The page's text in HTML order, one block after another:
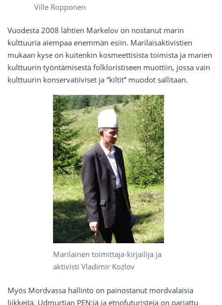
Ville Ropponen
Vuodesta 2008 lähtien Markelov on nostanut marin
kulttuuria aiempaa enemmän esiin. Marilaisaktivistien
mukaan kyse on kuitenkin kosmeettisista toimista ja marien
kulttuurin työntämisestä folkloristiseen muottiin, jossa vain
kulttuurin konservatiiviset ja ”kiltit” muodot sallitaan.
Marilainen toimittaja-kirjailija ja
aktivisti Vladimir Kozlov
Myös Mordvassa hallinto on painostanut mordvalaisia
liikkeitä. Udmurtian PEN:iä ja etnofuturisteja on parjattu